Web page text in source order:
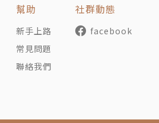
幫助
新手上路
常見問題
聯絡我們
社群動態
facebook